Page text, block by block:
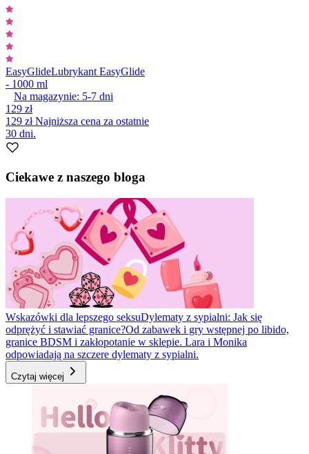
EasyGlideLubrykant EasyGlide
- 1000 ml
Na magazynie: 5-7 dni
129 zł
129 złNajniższa cena za ostatnie
30 dni.
Ciekawe z naszego bloga
Wskazówki dla lepszego seksuDylematy z sypialni: Jak się
odprężyć i stawiać granice?Od zabawek i gry wstępnej po libido,
granice BDSM i zakłopotanie w sklepie. Lara i Monika
odpowiadają na szczere dylematy z sypialni.
Czytaj więcej